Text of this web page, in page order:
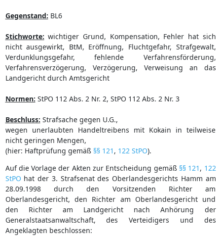
Gegenstand: BL6
Stichworte: wichtiger Grund, Kompensation, Fehler hat sich
nicht ausgewirkt, BtM, Eröffnung, Fluchtgefahr, Strafgewalt,
Verdunklungsgefahr, fehlende Verfahrensförderung,
Verfahrensverzögerung, Verzögerung, Verweisung an das
Landgericht durch Amtsgericht
Normen: StPO 112 Abs. 2 Nr. 2, StPO 112 Abs. 2 Nr. 3
Beschluss: Strafsache gegen U.G.,
wegen unerlaubten Handeltreibens mit Kokain in teilweise
nicht geringen Mengen,
(hier: Haftprüfung gemäß §§ 121 , 122 StPO).
Auf die Vorlage der Akten zur Entscheidung gemäß §§ 121 , 122
StPO hat der 3. Strafsenat des Oberlandesgerichts Hamm am
28.09.1998 durch den Vorsitzenden Richter am
Oberlandesgericht, den Richter am Oberlandesgericht und
den Richter am Landgericht nach Anhörung der
Generalstaatsanwaltschaft, des Verteidigers und des
Angeklagten beschlossen: